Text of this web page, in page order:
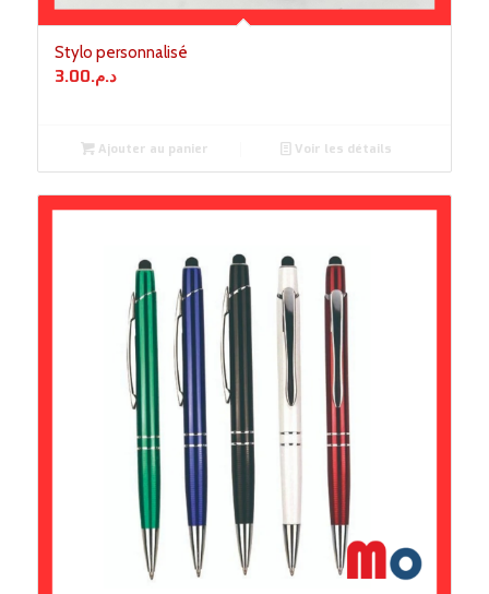
Stylo personnalisé
د.م.3.00
Ajouter au panier Voir les détails